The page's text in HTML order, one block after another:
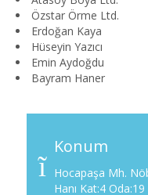
Özstar Örme Ltd.
Erdoğan Kaya
Hüseyin Yazıcı
Emin Aydoğdu
Bayram Haner
Konum
Hocapaşa Mh.
Hanı Kat:4